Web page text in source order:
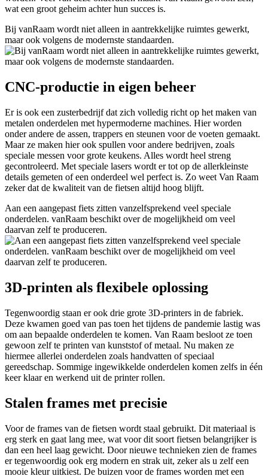
wat een groot geheim achter hun succes is.
Bij vanRaam wordt niet alleen in aantrekkelijke ruimtes gewerkt,
maar ook volgens de modernste standaarden.
CNC-productie in eigen beheer
Er is ook een zusterbedrijf dat zich volledig richt op het maken van
metalen onderdelen met hypermoderne machines. Hier worden
onder andere de assen, trappers en steunen voor de voeten gemaakt.
Maar ze maken hier ook spullen voor andere bedrijven, zoals
speciale messen voor grote keukens. Alles wordt heel streng
gecontroleerd. Met speciale lasers wordt er tot op de allerkleinste
details gemeten of een onderdeel wel perfect is. Zo weet Van Raam
zeker dat de kwaliteit van de fietsen altijd hoog blijft.
Aan een aangepast fiets zitten vanzelfsprekend veel speciale
onderdelen. vanRaam beschikt over de mogelijkheid om veel
daarvan zelf te produceren.
3D-printen als flexibele oplossing
Tegenwoordig staan er ook drie grote 3D-printers in de fabriek.
Deze kwamen goed van pas toen het tijdens de pandemie lastig was
om aan bepaalde onderdelen te komen. Van Raam besloot ze toen
gewoon zelf te printen van kunststof of metaal. Nu maken ze
hiermee allerlei onderdelen zoals handvatten of speciaal
gereedschap. Sommige ingewikkelde onderdelen komen zelfs in één
keer klaar en werkend uit de printer rollen.
Stalen frames met precisie
Voor de frames van de fietsen wordt staal gebruikt. Dit materiaal is
erg sterk en gaat lang mee, wat voor dit soort fietsen belangrijker is
dan een heel laag gewicht. Door nieuwe technieken zien de frames
er tegenwoordig ook erg modern en strak uit, zeker als u zelf een
mooie kleur uitkiest. De buizen voor de frames worden met een